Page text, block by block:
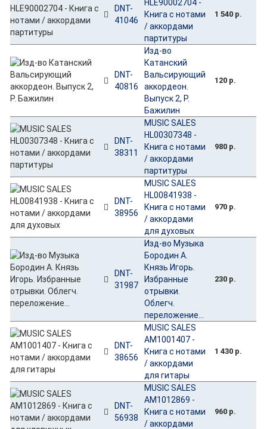
DNT-
41046
HLE90002704 -
Книга с нотами
/ аккордами
партитуры
1 540 р.
DNT-
40816
Изд-во
Катанский
Вальсирующий
аккордеон.
Выпуск 2, Р.
Бажилин
120 р.
DNT-
38311
MUSIC SALES
HL00307348 -
Книга с нотами
/ аккордами
партитуры
980 р.
DNT-
38956
MUSIC SALES
HL00841938 -
Книга с нотами
/ аккордами
для духовых
970 р.
DNT-
31987
Изд-во Музыка
Бородин А.
Князь Игорь.
Избранные
отрывки.
Облегч.
переложение...
230 р.
DNT-
38656
MUSIC SALES
AM1001407 -
Книга с нотами
/ аккордами
для гитары
1 430 р.
DNT-
56938
MUSIC SALES
AM1012869 -
Книга с нотами
/ аккордами
960 р.